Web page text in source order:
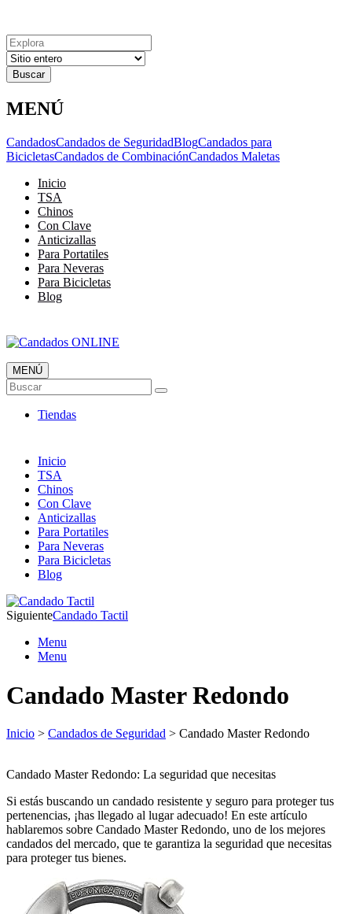
Resultados
para
MENÚ
CandadosCandados de SeguridadBlogCandados para
BicicletasCandados de CombinaciónCandados Maletas
Inicio
TSA
Chinos
Con Clave
Anticizallas
Para Portatiles
Para Neveras
Para Bicicletas
Blog
Candados ONLINE
Envió 24/7!!!
MENÚ
Buscar
Tiendas
Inicio
TSA
Chinos
Con Clave
Anticizallas
Para Portatiles
Para Neveras
Para Bicicletas
Blog
SiguienteCandado Tactil
Menu
Menu
Candado Master Redondo
Inicio > Candados de Seguridad > Candado Master Redondo
Candado Master Redondo: La seguridad que necesitas
Si estás buscando un candado resistente y seguro para proteger tus
pertenencias, ¡has llegado al lugar adecuado! En este artículo
hablaremos sobre Candado Master Redondo, uno de los mejores
candados del mercado, que te garantiza la seguridad que necesitas
para proteger tus bienes.